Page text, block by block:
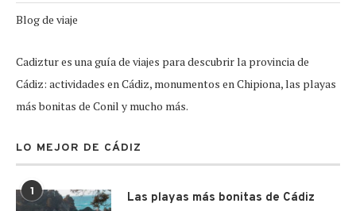
Blog de viaje
Cadiztur es una guía de viajes para descubrir la provincia de
Cádiz: actividades en Cádiz, monumentos en Chipiona, las playas
más bonitas de Conil y mucho más.
LO MEJOR DE CÁDIZ
1 Las playas más bonitas de Cádiz